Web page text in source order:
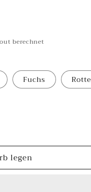
o
berechnet
Fuchs Rotte
legen